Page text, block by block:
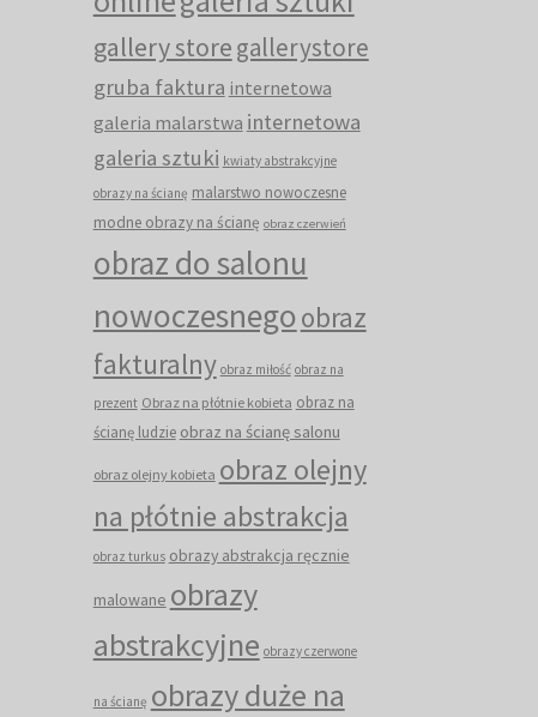
gallery storegallerystore
gruba faktura internetowa
galeria malarstwa internetowa
galeria sztuki kwiaty abstrakcyjne
obrazy na ścianę malarstwo nowoczesne
modne obrazy na ścianę obraz czerwień
obraz do salonu
nowoczesnegoobraz
fakturalny obraz miłość obraz na
prezent Obraz na płótnie kobieta obraz na
ścianę ludzie obraz na ścianę salonu
obraz olejny kobieta obraz olejny
na płótnie abstrakcja
obraz turkus obrazy abstrakcja ręcznie
malowane obrazy
abstrakcyjne obrazy czerwone
na ścianę obrazy duże na